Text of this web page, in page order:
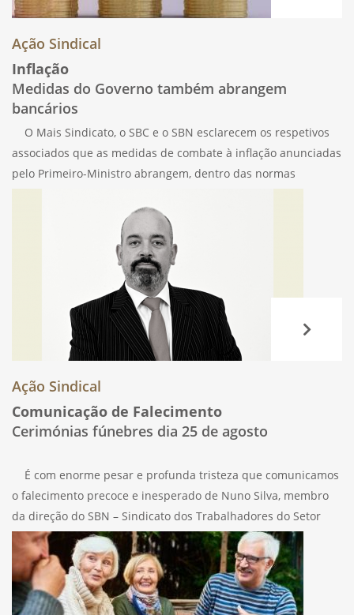
Ação Sindical
Inflação
Medidas do Governo também abrangem
bancários
O Mais Sindicato, o SBC e o SBN esclarecem os respetivos
associados que as medidas de combate à inflação anunciadas
pelo Primeiro-Ministro abrangem, dentro das normas
expressas, todos os trabalhadores no ativo. Quanto aos
reformados bancários, cabe aos
Ação Sindical
Comunicação de Falecimento
Cerimónias fúnebres dia 25 de agosto
É com enorme pesar e profunda tristeza que comunicamos
o falecimento precoce e inesperado de Nuno Silva, membro
da direção do SBN – Sindicato dos Trabalhadores do Setor
Financeiro de Portugal. Nesta hora de luto, o SBN